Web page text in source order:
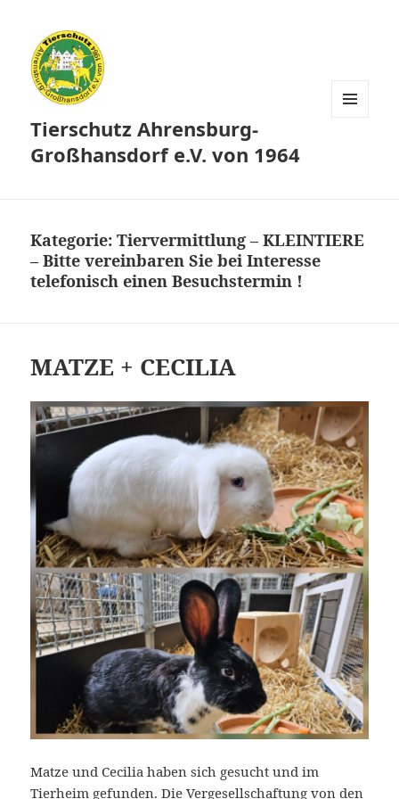
Tierschutz Ahrensburg-
Großhansdorf e.V. von 1964
Kategorie:Tiervermittlung – KLEINTIERE
– Bitte vereinbaren Sie bei Interesse
telefonisch einen Besuchstermin !
MATZE + CECILIA
Matze und Cecilia haben sich gesucht und im
Tierheim gefunden. Die Vergesellschaftung von den